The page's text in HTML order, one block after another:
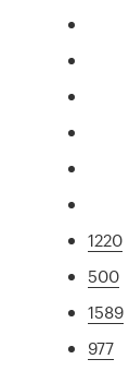
1220
500
1589
977